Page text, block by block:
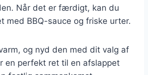
Når det er færdigt, kan du
med BBQ-sauce og friske urter.
og nyd den med dit valg af
en perfekt ret til en afslappet